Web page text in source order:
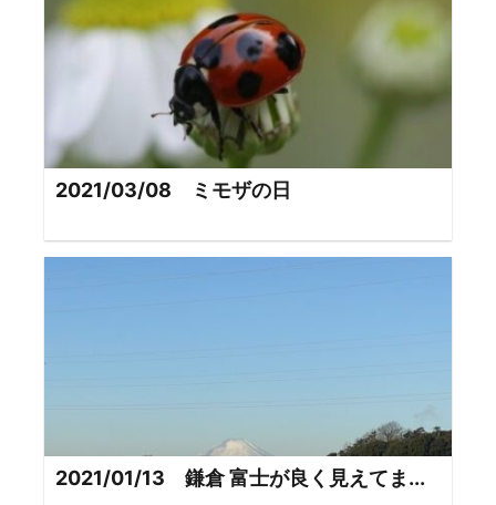
2021/03/08 ミモザの日
2021/01/13 鎌倉 富士が良く見えてま...